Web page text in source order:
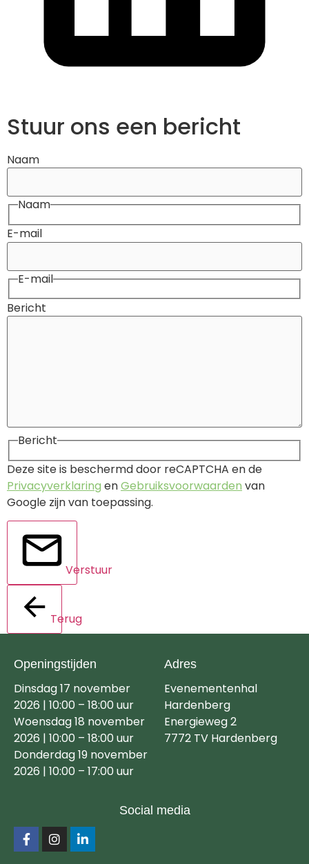
Stuur ons een bericht
Naam
Naam
E-mail
E-mail
Bericht
Bericht
Deze site is beschermd door reCAPTCHA en de
Privacyverklaring enGebruiksvoorwaarden van
Google zijn van toepassing.
Verstuur
Terug
Openingstijden
Dinsdag 17 november
2026 | 10:00 – 18:00 uur
Woensdag 18 november
2026 | 10:00 – 18:00 uur
Donderdag 19 november
2026 | 10:00 – 17:00 uur
Adres
Evenementenhal
Hardenberg
Energieweg 2
7772 TV Hardenberg
Social media